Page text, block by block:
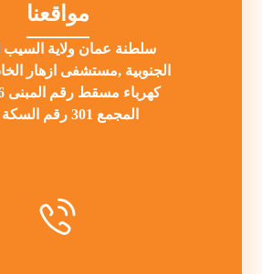
مواقعنا
سلطنة عمان ولاية السيب
الجنوبية ,مستشفى ازهار
المجمع 301 رقم السكة 121